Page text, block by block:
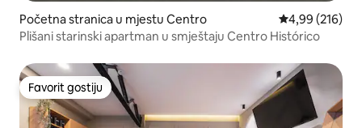
Početna stranica u mjestu Centro prosječna
4,99 (216)
Plišani starinski apartman u smještaju Centro Histórico
Favorit gostiju
Favorit gostiju